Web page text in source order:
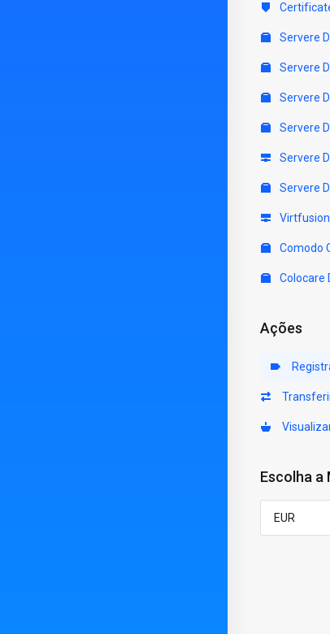
Servere
Servere
Servere
Servere
Servere
Servere
Virtfusion
Comodo
Colocare
Ações
Escolha a